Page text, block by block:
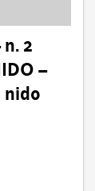
2
–
nido